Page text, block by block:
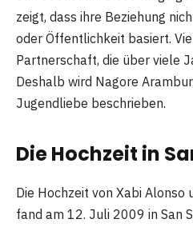
zeigt, dass ihre Beziehung
oder Öffentlichkeit basiert.
Partnerschaft, die über viele
Deshalb wird Nagore
Jugendliebe beschrieben.
Die Hochzeit in
Die Hochzeit von Xabi Alonso
fand am 12. Juli 2009 in San